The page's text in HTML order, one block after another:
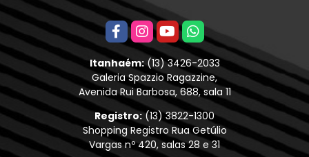
Itanhaém:(13) 3426-2033
Galeria Spazzio Ragazzine,
Avenida Rui Barbosa, 688, sala 11
Registro:(13) 3822-1300
Shopping Registro Rua Getúlio
Vargas nº 420, salas 28 e 31